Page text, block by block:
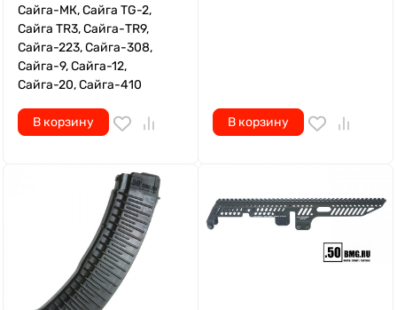
Сайга-МК, Сайга TG-2,
Сайга TR3, Сайга-TR9,
Сайга-223, Сайга-308,
Сайга-9, Сайга-12,
Сайга-20, Сайга-410
В корзину В корзину